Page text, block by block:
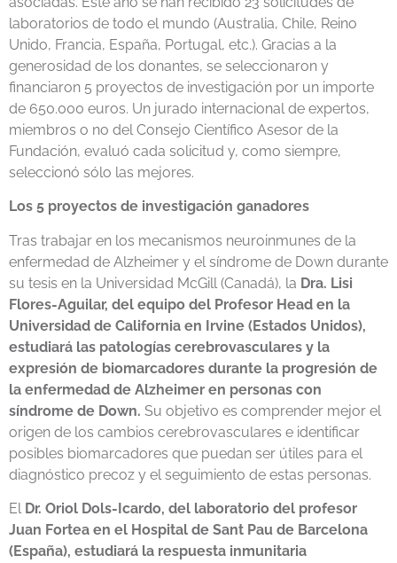
laboratorios de todo el mundo (Australia, Chile, Reino
Unido, Francia, España, Portugal, etc.). Gracias a la
generosidad de los donantes, se seleccionaron y
financiaron 5 proyectos de investigación por un importe
de 650.000 euros. Un jurado internacional de expertos,
miembros o no del Consejo Científico Asesor de la
Fundación, evaluó cada solicitud y, como siempre,
seleccionó sólo las mejores.
Los 5 proyectos de investigación ganadores
Tras trabajar en los mecanismos neuroinmunes de la
enfermedad de Alzheimer y el síndrome de Down durante
su tesis en la Universidad McGill (Canadá), la Dra. Lisi
Flores-Aguilar, del equipo del Profesor Head en la
Universidad de California en Irvine (Estados Unidos),
estudiará las patologías cerebrovasculares y la
expresión de biomarcadores durante la progresión de
la enfermedad de Alzheimer en personas con
síndrome de Down. Su objetivo es comprender mejor el
origen de los cambios cerebrovasculares e identificar
posibles biomarcadores que puedan ser útiles para el
diagnóstico precoz y el seguimiento de estas personas.
El Dr. Oriol Dols-Icardo, del laboratorio del profesor
Juan Fortea en el Hospital de Sant Pau de Barcelona
(España), estudiará la respuesta inmunitaria